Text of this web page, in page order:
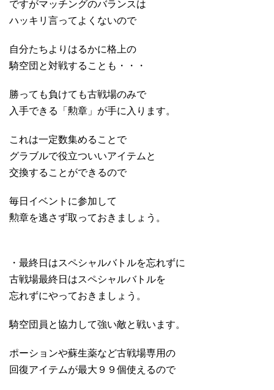
ですがマッチングのバランスは
ハッキリ言ってよくないので
自分たちよりはるかに格上の
騎空団と対戦することも・・・
勝っても負けても古戦場のみで
入手できる「勲章」が手に入ります。
これは一定数集めることで
グラブルで役立ついいアイテムと
交換することができるので
毎日イベントに参加して
勲章を逃さず取っておきましょう。
・最終日はスペシャルバトルを忘れずに
古戦場最終日はスペシャルバトルを
忘れずにやっておきましょう。
騎空団員と協力して強い敵と戦います。
ポーションや蘇生薬など古戦場専用の
回復アイテムが最大９９個使えるので